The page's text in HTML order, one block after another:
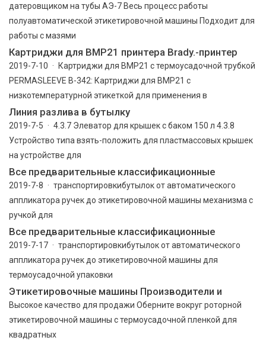
датеровщиком на тубы АЭ-7 Весь процесс работы
полуавтоматической этикетировочной машины Подходит для
работы с мазями
Картриджи для BMP21 принтера Brady.-принтер
2019-7-10 · Картриджи для BMP21 с термоусадочной трубкой
PERMASLEEVE B-342: Картриджи для BMP21 c
низкотемпературной этикеткой для применения в
Линия разлива в бутылку
2019-7-5 · 4.3.7 Элеватор для крышек с баком 150 л 4.3.8
Устройство типа взять-положить для пластмассовых крышек
на устройстве для
Все предварительные классификационные
2019-7-8 · транспортировкибутылок от автоматического
аппликатора ручек до этикетировочной машины механизма с
ручкой для
Все предварительные классификационные
2019-7-17 · транспортировкибутылок от автоматического
аппликатора ручек до этикетировочной машины для
термоусадочной упаковки
Этикетировочные машины Производители и
Высокое качество для продажи Оберните вокруг роторной
этикетировочной машины с термоусадочной пленкой для
квадратных